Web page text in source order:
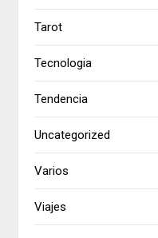
Tarot
Tecnologia
Tendencia
Uncategorized
Varios
Viajes